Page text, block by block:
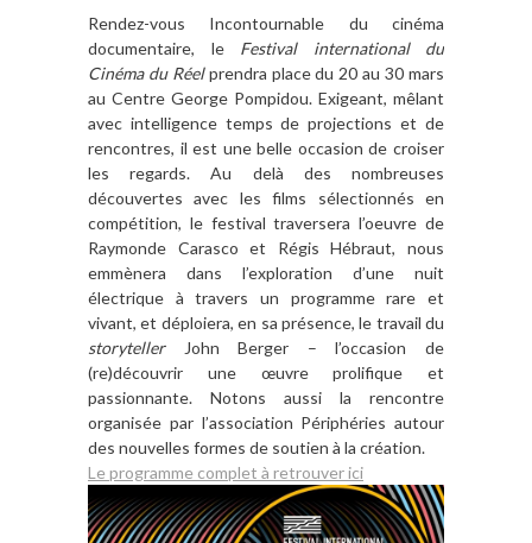
Rendez-vous Incontournable du cinéma
documentaire, le Festival international du
Cinéma du Réelprendra place du 20 au 30 mars
au Centre George Pompidou. Exigeant, mêlant
avec intelligence temps de projections et de
rencontres, il est une belle occasion de croiser
les regards. Au delà des nombreuses
découvertes avec les films sélectionnés en
compétition, le festival traversera l’oeuvre de
Raymonde Carasco et Régis Hébraut, nous
emmènera dans l’exploration d’une nuit
électrique à travers un programme rare et
vivant, et déploiera, en sa présence, le travail du
storytellerJohn Berger – l’occasion de
(re)découvrir une œuvre prolifique et
passionnante. Notons aussi la rencontre
organisée par l’association Périphéries autour
des nouvelles formes de soutien à la création.
Le programme complet à retrouver ici